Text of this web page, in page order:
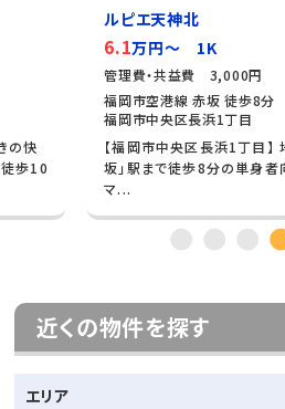
の快
徒歩10
ルピエ天神北
6.1万円～ 1K
管理費・共益費 3,000円
福岡市空港線 赤坂 徒歩8分
福岡市中央区長浜1丁目
【福岡市中央区長浜1丁目】
坂」駅まで徒歩8分の単身者
マ...
近くの物件を探す
エリア